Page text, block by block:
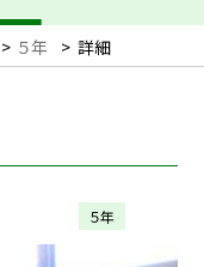
> ５年 > 詳細
５年